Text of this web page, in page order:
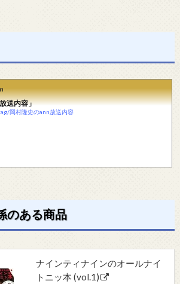
送内容」
岡村隆史のann放送内容
のある商品
ナインティナインのオールナイ
トニッ本 (vol.1)